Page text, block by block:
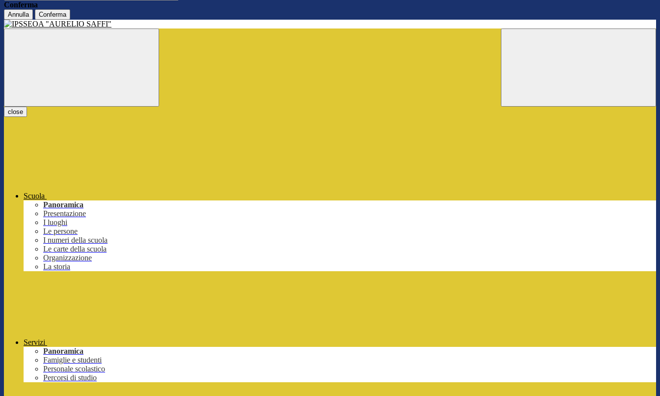
Conferma
Annulla Conferma
close
Scuola
Panoramica
Presentazione
I luoghi
Le persone
I numeri della scuola
Le carte della scuola
Organizzazione
La storia
Servizi
Panoramica
Famiglie e studenti
Personale scolastico
Percorsi di studio